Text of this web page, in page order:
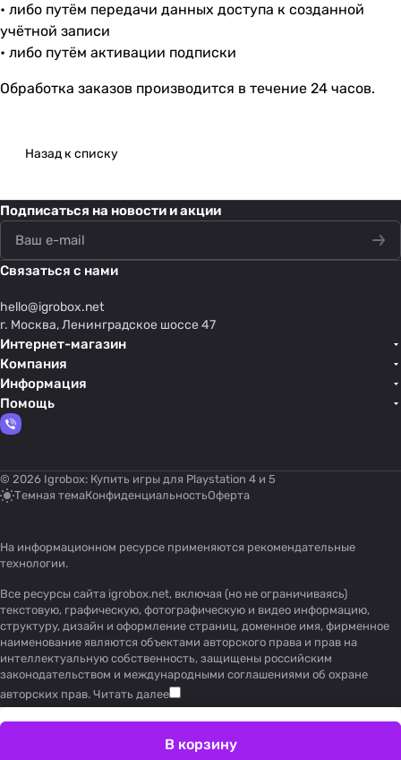
• либо путём передачи данных доступа к созданной
учётной записи
• либо путём активации подписки
Обработка заказов производится в течение 24 часов.
Назад к списку
Подписаться на новости и акции
Связаться с нами
hello@igrobox.net
г. Москва, Ленинградское шоссе 47
Интернет-магазин
Компания
Информация
Помощь
© 2026 Igrobox: Купить игры для Playstation 4 и 5
Темная темаКонфиденциальностьОферта
На информационном ресурсе применяются рекомендательные
технологии.
Все ресурсы сайта igrobox.net, включая (но не ограничиваясь)
текстовую, графическую, фотографическую и видео информацию,
структуру, дизайн и оформление страниц, доменное имя, фирменное
наименование являются объектами авторского права и прав на
интеллектуальную собственность, защищены российским
законодательством и международными соглашениями об охране
авторских прав. Читать далее
В корзину